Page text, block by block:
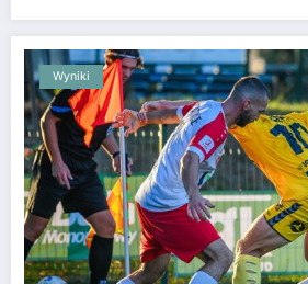
Wyniki